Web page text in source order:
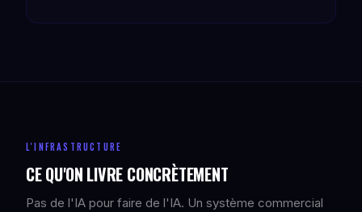
L'INFRASTRUCTURE
CE QU'ON LIVRE CONCRÈTEMENT
Pas de l'IA pour faire de l'IA. Un système commercial